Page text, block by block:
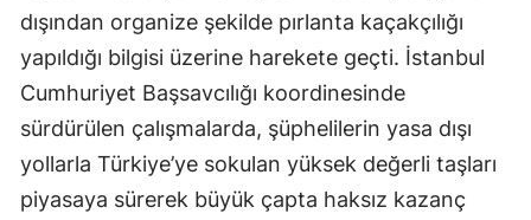
dışından organize şekilde pırlanta kaçakçılığı
yapıldığı bilgisi üzerine harekete geçti. İstanbul
Cumhuriyet Başsavcılığı koordinesinde
sürdürülen çalışmalarda, şüphelilerin yasa dışı
yollarla Türkiye’ye sokulan yüksek değerli taşları
piyasaya sürerek büyük çapta haksız kazanç